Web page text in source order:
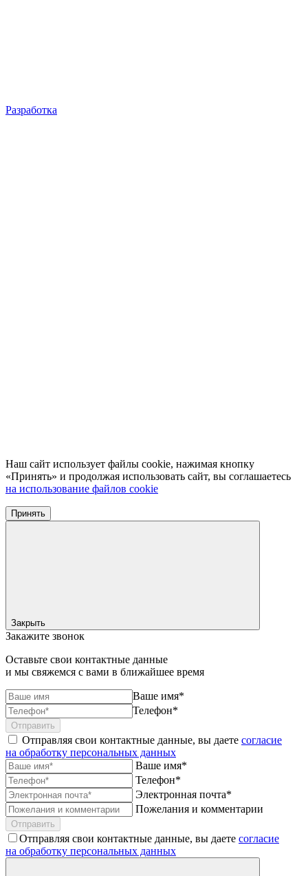
Разработка
Наш сайт использует файлы cookie, нажимая кнопку
«Принять» и продолжая использовать сайт, вы соглашаетесь
на использование файлов cookie
Принять
Закрыть
Закажите звонок
Оставьте свои контактные данные
и мы свяжемся с вами в ближайшее время
Ваше имя*
Телефон*
Отправить
Отправляя свои контактные данные, вы даете согласие
на обработку персональных данных
Ваше имя*
Телефон*
Электронная почта*
Пожелания и комментарии
Отправить
Отправляя свои контактные данные, вы даете согласие
на обработку персональных данных